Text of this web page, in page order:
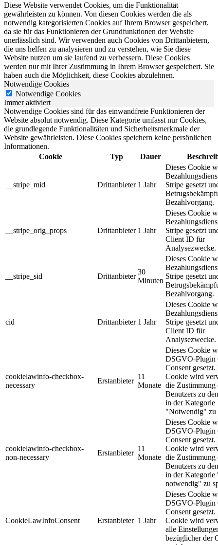
Diese Website verwendet Cookies, um die Funktionalität
gewährleisten zu können. Von diesen Cookies werden die als
notwendig kategorisierten Cookies auf Ihrem Browser gespeichert,
da sie für das Funktionieren der Grundfunktionen der Website
unerlässlich sind. Wir verwenden auch Cookies von Drittanbietern,
die uns helfen zu analysieren und zu verstehen, wie Sie diese
Website nutzen um sie laufend zu verbessern. Diese Cookies
werden nur mit Ihrer Zustimmung in Ihrem Browser gespeichert. Sie
haben auch die Möglichkeit, diese Cookies abzulehnen.
Notwendige Cookies
Notwendige Cookies
Immer aktiviert
Notwendige Cookies sind für das einwandfreie Funktionieren der
Website absolut notwendig. Diese Kategorie umfasst nur Cookies,
die grundlegende Funktionalitäten und Sicherheitsmerkmale der
Website gewährleisten. Diese Cookies speichern keine persönlichen
Informationen.
Cookie
Typ Dauer
__stripe_mid Drittanbieter 1 Jahr
Dieses Cookie
Stripe gesetzt
Bezahlvorgang.
__stripe_orig_props Drittanbieter 1 Jahr
Dieses Cookie
Stripe gesetzt
Client ID für
Analysezwecke.
__stripe_sid Drittanbieter
30
Minuten
Dieses Cookie
Stripe gesetzt
Bezahlvorgang.
cid Drittanbieter 1 Jahr
Dieses Cookie
Stripe gesetzt
Client ID für
Analysezwecke.
cookielawinfo-checkbox-
necessary
Erstanbieter
11
Monate
Dieses Cookie
DSGVO-Plugin
Consent gesetzt.
Cookie wird
die Zustimmung
Benutzers zu
in der Kategorie
"Notwendig" zu
cookielawinfo-checkbox-
non-necessary
Erstanbieter
11
Monate
Dieses Cookie
DSGVO-Plugin
Consent gesetzt.
Cookie wird
die Zustimmung
Benutzers zu
in der
notwendig" zu
CookieLawInfoConsent Erstanbieter 1 Jahr
Dieses Cookie
DSGVO-Plugin
Consent
Cookie wird
alle
bezüglicher der